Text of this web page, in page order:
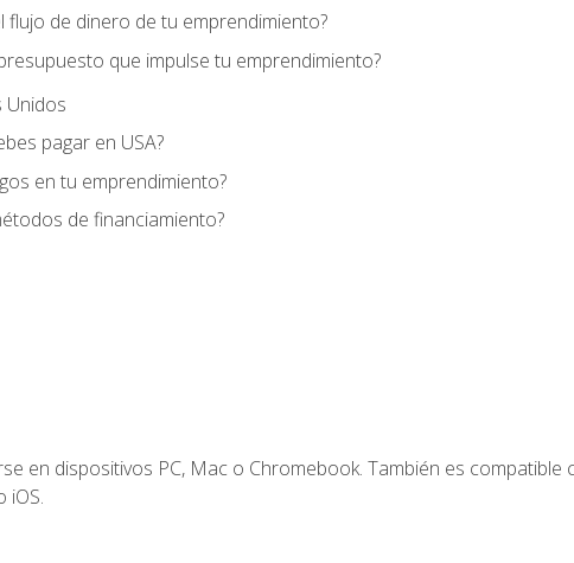
flujo de dinero de tu emprendimiento?
que impulse tu emprendimiento?
Unidos
pagar en USA?
en tu emprendimiento?
de financiamiento?
en dispositivos PC, Mac o Chromebook. También es
iOS.